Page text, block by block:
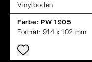
Vinylboden
Farbe: PW 1905
Format: 914 x 102 mm